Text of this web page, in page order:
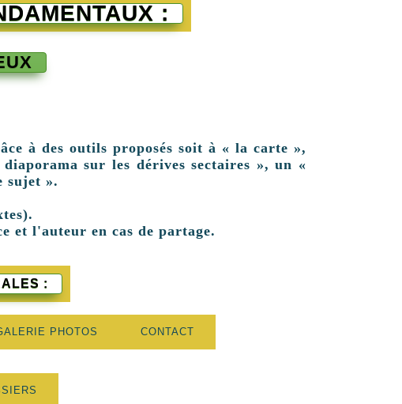
:
à des outils proposés soit à « la carte »,
sur les dérives sectaires », un «
sujet ».
et l'auteur en cas de partage.
:
PHOTOS CONTACT